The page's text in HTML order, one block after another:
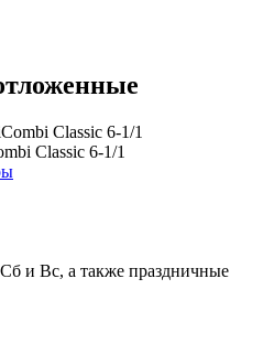
Classic 6-1/1
и Вс, а также праздничные